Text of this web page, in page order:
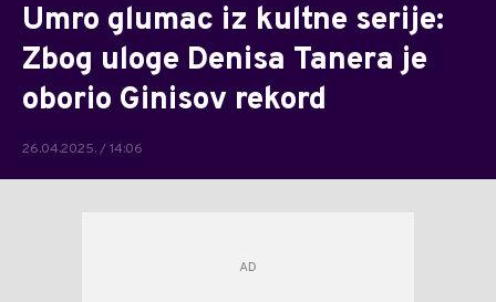
Umro glumac iz kultne serije:
Zbog uloge Denisa Tanera je
oborio Ginisov rekord
26.04.2025. / 14:06